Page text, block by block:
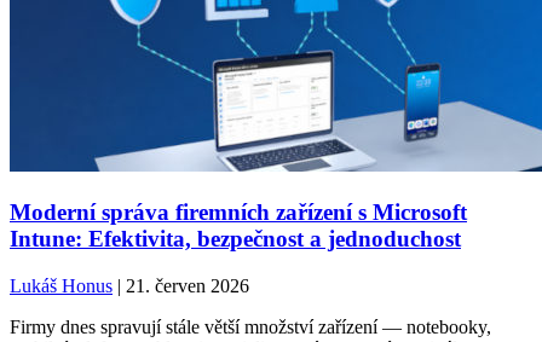
Moderní správa firemních zařízení s Microsoft
Intune: Efektivita, bezpečnost a jednoduchost
Lukáš Honus | 21. červen 2026
Firmy dnes spravují stále větší množství zařízení — notebooky,